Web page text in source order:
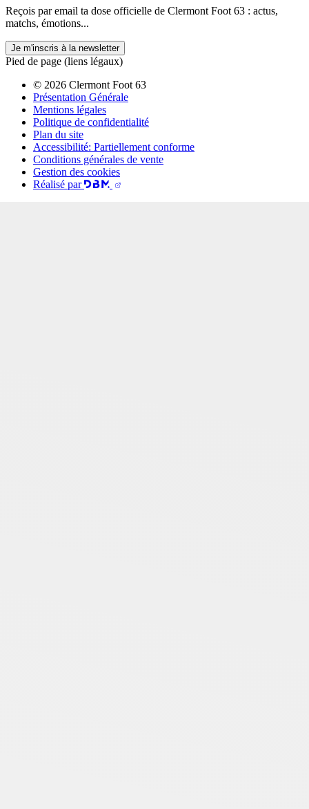
Reçois par email ta dose officielle de Clermont Foot 63 : actus,
matchs, émotions...
Je m'inscris à la newsletter
Pied de page (liens légaux)
© 2026 Clermont Foot 63
Présentation Générale
Mentions légales
Politique de confidentialité
Plan du site
Accessibilité: Partiellement conforme
Conditions générales de vente
Gestion des cookies
Réalisé par